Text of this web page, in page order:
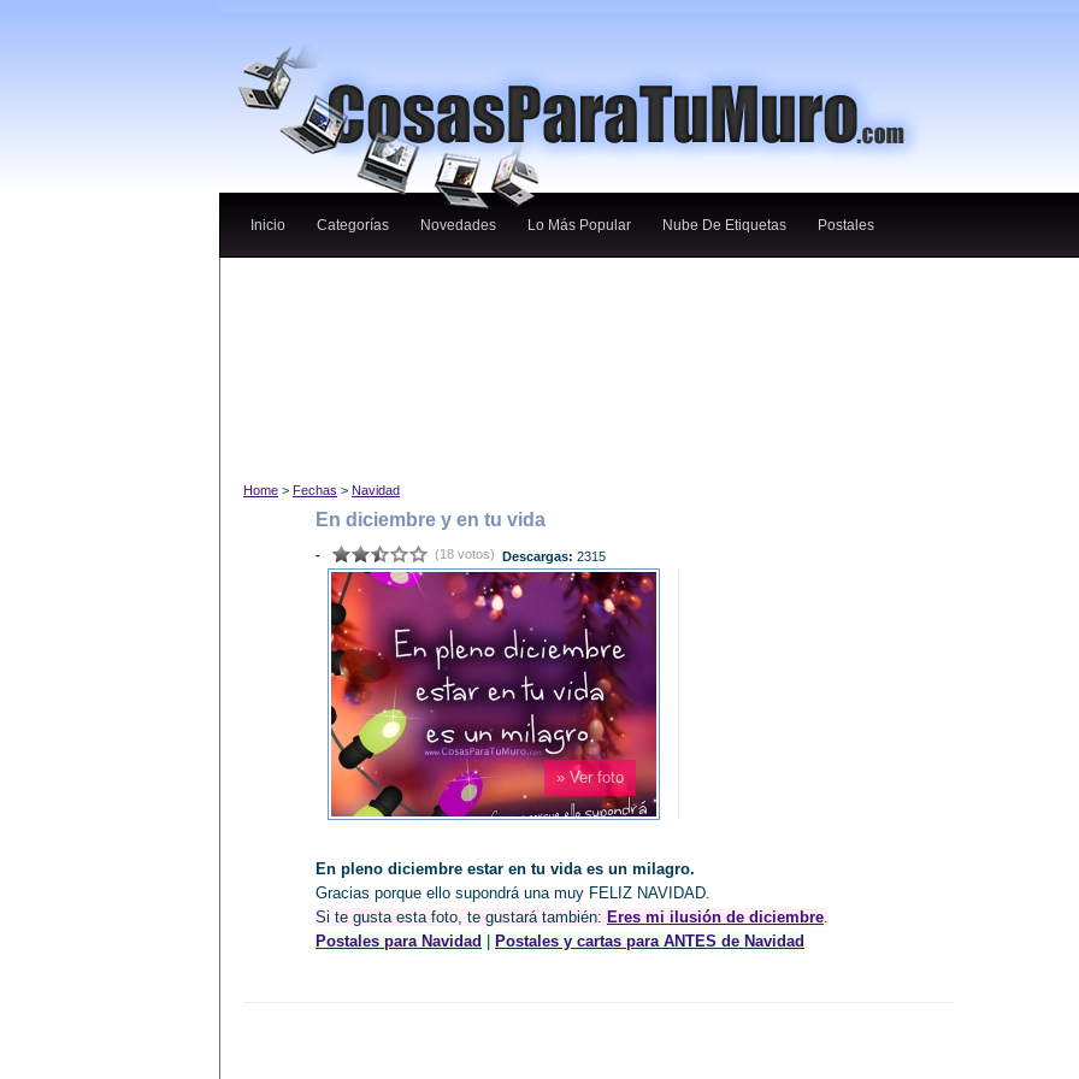
Inicio Categorías Novedades Lo Más Popular Nube De Etiquetas Postales
Home > Fechas > Navidad
En diciembre y en tu vida
- (18 votos) Descargas: 2315
» Ver foto
En pleno diciembre estar en tu vida es un milagro.
Gracias porque ello supondrá una muy FELIZ NAVIDAD.
Si te gusta esta foto, te gustará también: Eres mi ilusión de diciembre.
Postales para Navidad
Postales y cartas para ANTES de Navidad